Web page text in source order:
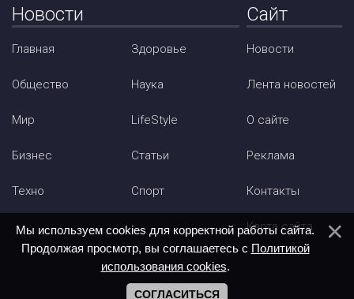
Новости
Главная
Общество
Мир
Бизнес
Техно
Здоровье
Наука
LifeStyle
Статьи
Спорт
Сайт
Новости
Лента новостей
О сайте
Реклама
Контакты
Карта сайта
Мы используем cookies для корректной работы сайта.
Продолжая просмотр, вы соглашаетесь с Политикой
использования cookies.
СОГЛАСИТЬСЯ